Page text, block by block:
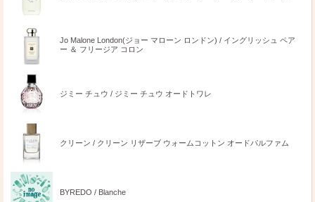
Jo Malone London(ジョー マローン ロンドン) / イングリッシュ ペア
ー ＆ フリージア コロン
ジミー チュウ / ジミー チュウ オードトワレ
クリーン / クリーン リザーブ ウォームコットン オードパルファム
BYREDO / Blanche